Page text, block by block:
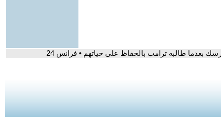
بعدما طالبه ترامب بالحفاظ على حياتهم • فرانس 24